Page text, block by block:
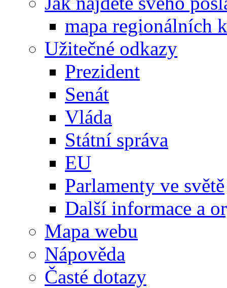
mapa regionálních
Užitečné odkazy
Prezident
Senát
Vláda
Státní správa
EU
Parlamenty ve světě
Další informace a
Mapa webu
Nápověda
Časté dotazy